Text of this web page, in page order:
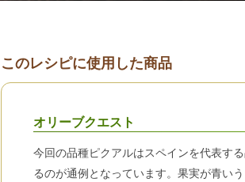
このレシピに使用した商品
オリーブクエスト
今回の品種ピクアルはスペインを代表す
るのが通例となっています。果実が青い